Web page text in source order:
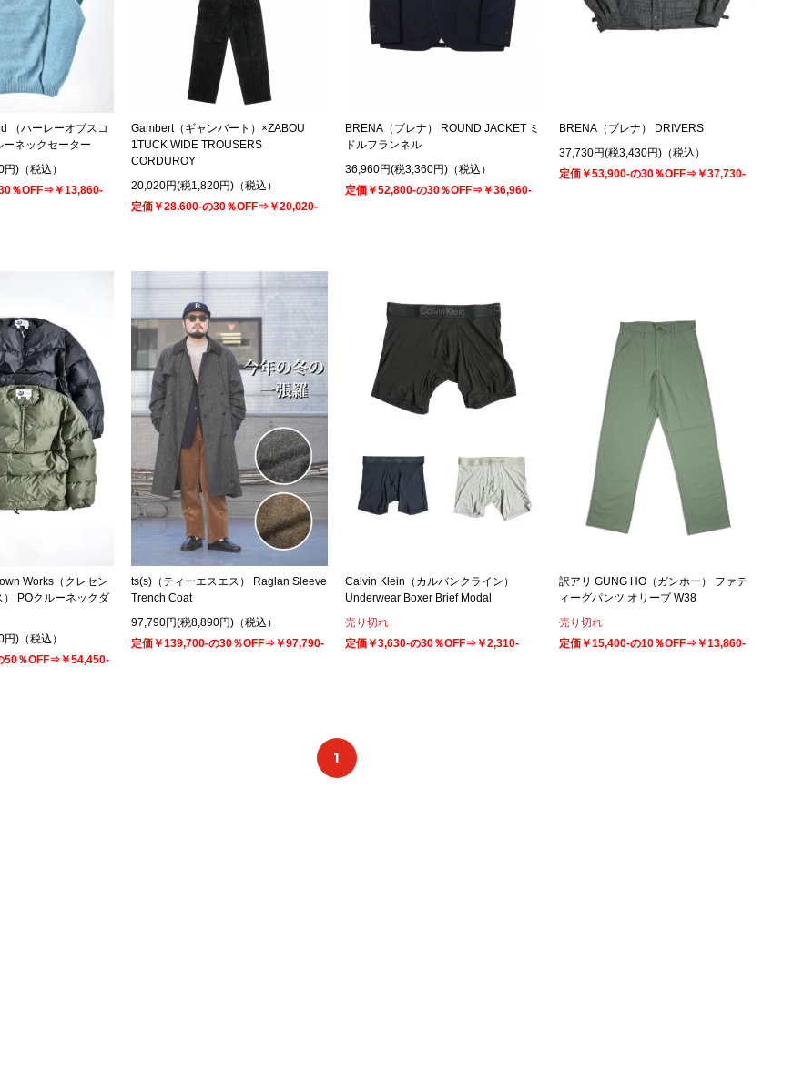
（ハーレーオブスコ
ーネックセーター
)（税込）
％OFF⇒￥13,860-
Gambert（ギャンバート）×ZABOU
1TUCK WIDE TROUSERS
CORDUROY
20,020円(税1,820円)（税込）
定価￥28.600-の30％OFF⇒￥20,020-
BRENA（ブレナ） ROUND JACKET ミ
ドルフランネル
36,960円(税3,360円)（税込）
定価￥52,800-の30％OFF⇒￥36,960-
BRENA（ブレナ） DRIVERS
37,730円(税3,430円)（税込）
定価￥53,900-の30％OFF⇒￥37,730-
Works（クレセン
） POクルーネックダ
)（税込）
50％OFF⇒￥54,450-
ts(s)（ティーエスエス） Raglan Sleeve
Trench Coat
97,790円(税8,890円)（税込）
定価￥139,700-の30％OFF⇒￥97,790-
Calvin Klein（カルバンクライン）
Underwear Boxer Brief Modal
売り切れ
定価￥3,630-の30％OFF⇒￥2,310-
訳アリ GUNG HO（ガンホー） ファテ
ィーグパンツ オリーブ W38
売り切れ
定価￥15,400-の10％OFF⇒￥13,860-
1